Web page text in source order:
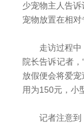
少宠物主人告
宠物放置在相对
走访过程中，
院长告诉记者
放假便会将爱
用为150元，小
记者注意到，